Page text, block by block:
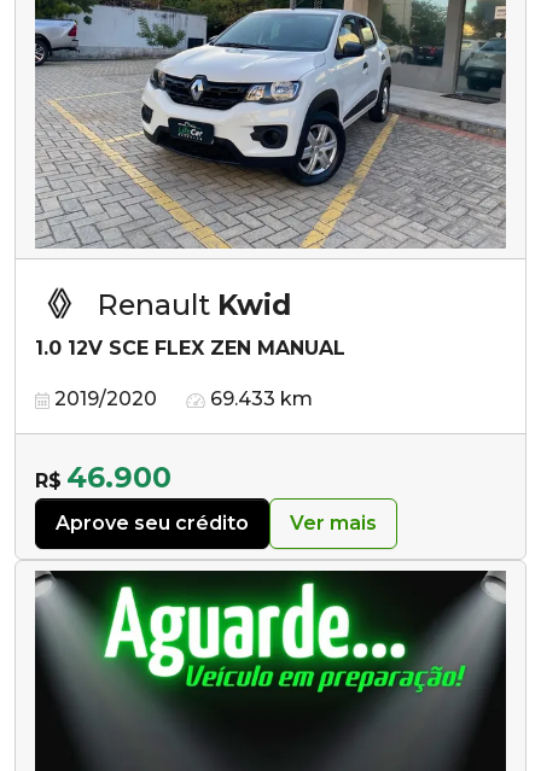
Renault Kwid
1.0 12V SCE FLEX ZEN MANUAL
2019/2020 69.433 km
R$ 46.900
Aprove seu crédito Ver mais